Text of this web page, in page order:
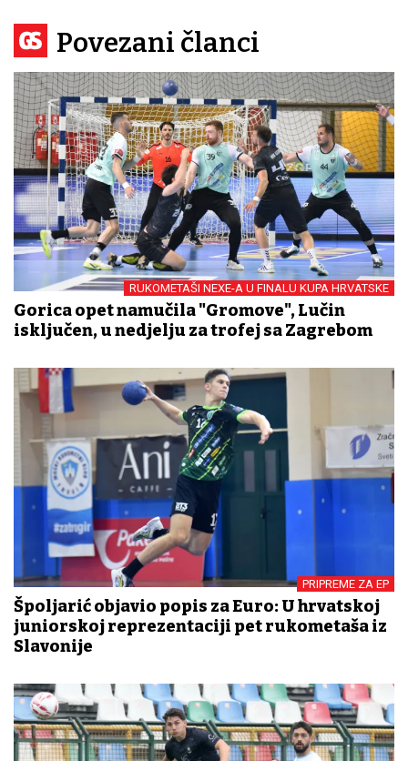
Povezani članci
RUKOMETAŠI NEXE-A U FINALU KUPA HRVATSKE
Gorica opet namučila "Gromove", Lučin
isključen, u nedjelju za trofej sa Zagrebom
PRIPREME ZA EP
Špoljarić objavio popis za Euro: U hrvatskoj
juniorskoj reprezentaciji pet rukometaša iz
Slavonije